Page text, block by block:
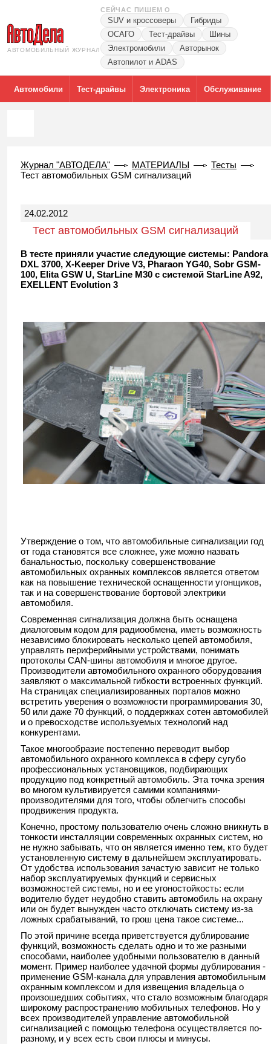
АВТОМОБИЛЬНЫЙ ЖУРНАЛ
СЕЙЧАС ПИШЕМ О
SUV и кроссоверы
Гибриды
ОСАГО
Тест-драйвы
Шины
Электромобили
Авторынок
Автопилот и ADAS
Автомобили Тест-драйвы Электроника Обслуживание
Журнал "АВТОДЕЛА" МАТЕРИАЛЫ
Тесты
Тест автомобильных GSM сигнализаций
24.02.2012
Тест автомобильных GSM сигнализаций
В тесте приняли участие следующие системы: Pandora
DXL 3700, X-Keeper Drive V3, Pharaon YG40, Sobr GSM-
100, Elita GSW U, StarLine M30 с системой StarLine A92,
EXELLENT Evolution 3
Утверждение о том, что автомобильные сигнализации год
от года становятся все сложнее, уже можно назвать
банальностью, поскольку совершенствование
автомобильных охранных комплексов является ответом
как на повышение технической оснащенности угонщиков,
так и на совершенствование бортовой электрики
автомобиля.
Современная сигнализация должна быть оснащена
диалоговым кодом для радиообмена, иметь возможность
независимо блокировать несколько цепей автомобиля,
управлять периферийными устройствами, понимать
протоколы CAN-шины автомобиля и многое другое.
Производители автомобильного охранного оборудования
заявляют о максимальной гибкости встроенных функций.
На страницах специализированных порталов можно
встретить уверения о возможности программирования 30,
50 или даже 70 функций, о поддержках сотен автомобилей
и о превосходстве используемых технологий над
конкурентами.
Такое многообразие постепенно переводит выбор
автомобильного охранного комплекса в сферу сугубо
профессиональных установщиков, подбирающих
продукцию под конкретный автомобиль. Эта точка зрения
во многом культивируется самими компаниями-
производителями для того, чтобы облегчить способы
продвижения продукта.
Конечно, простому пользователю очень сложно вникнуть в
тонкости инсталляции современных охранных систем, но
не нужно забывать, что он является именно тем, кто будет
установленную систему в дальнейшем эксплуатировать.
От удобства использования зачастую зависит не только
набор эксплуатируемых функций и сервисных
возможностей системы, но и ее угоностойкость: если
водителю будет неудобно ставить автомобиль на охрану
или он будет вынужден часто отключать систему из-за
ложных срабатываний, то грош цена такое системе...
По этой причине всегда приветствуется дублирование
функций, возможность сделать одно и то же разными
способами, наиболее удобными пользователю в данный
момент. Пример наиболее удачной формы дублирования -
применение GSM-канала для управления автомобильным
охранным комплексом и для извещения владельца о
произошедших событиях, что стало возможным благодаря
широкому распространению мобильных телефонов. Но у
всех производителей управление автомобильной
сигнализацией с помощью телефона осуществляется по-
разному, и у всех есть свои плюсы и минусы.